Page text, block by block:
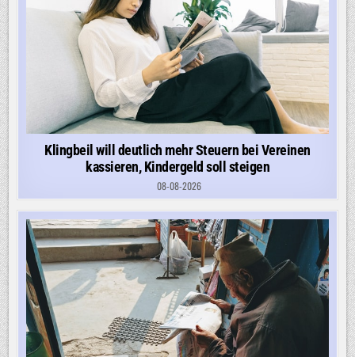
Klingbeil will deutlich mehr Steuern bei Vereinen
kassieren, Kindergeld soll steigen
08-08-2026